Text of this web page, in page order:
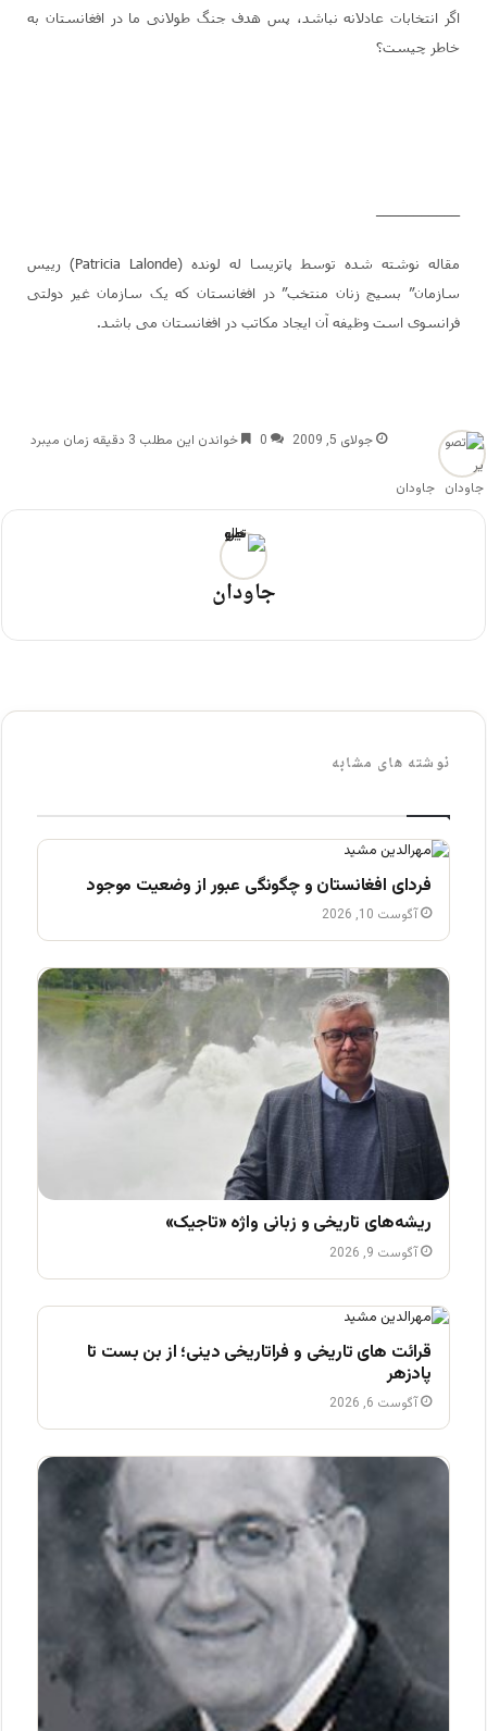
اگر انتخابات عادلانه نباشد، پس هدف جنگ طولانی ما در افغانستان به
خاطر چیست؟
مقاله نوشته شده توسط پاتریسا له لونده (Patricia Lalonde) رییس
سازمان” بسیج زنان منتخب” در افغانستان که یک سازمان غیر دولتی
فرانسوی است وظیفه آن ایجاد مکاتب در افغانستان می باشد.
جاودان
جولای 5, 2009 0 خواندن این مطلب 3 دقیقه زمان میبرد
جاودان
نوشته های مشابه
فردای افغانستان و چگونگی عبور از وضعیت موجود
آگوست 10, 2026
ریشه‌های تاریخی و زبانی واژه «تاجیک»
آگوست 9, 2026
قرائت های تاریخی و فراتاریخی دینی؛ از بن بست تا
پادزهر
آگوست 6, 2026